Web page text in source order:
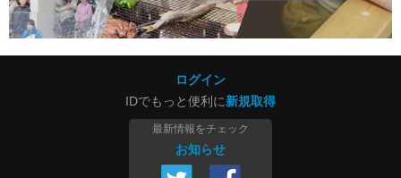
ログイン
IDでもっと便利に新規取得
最新情報をチェック
お知らせ